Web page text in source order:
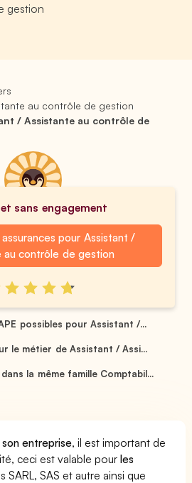
gestion
au contrôle de gestion
/ Assistante au contrôle de
sans engagement
pour Assistant /
au contrôle de gestion
possibles pour Assistant /...
le métier de Assistant / Assi...
la même famille Comptabil...
entreprise, il est important de
ceci est valable pourles
SARL, SAS et autre ainsi que